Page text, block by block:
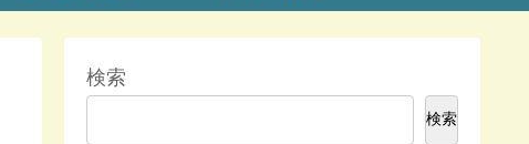
検索
検索